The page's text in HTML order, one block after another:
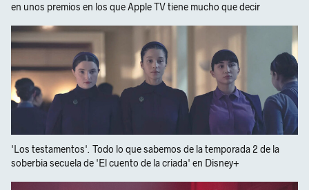
en unos premios en los que Apple TV tiene mucho que decir
'Los testamentos'. Todo lo que sabemos de la temporada 2 de la
soberbia secuela de 'El cuento de la criada' en Disney+